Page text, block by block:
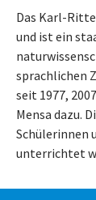
Das Karl-
und ist ein
sprachlichen
seit 1977,
Mensa dazu.
Schülerinnen
unterrichtet